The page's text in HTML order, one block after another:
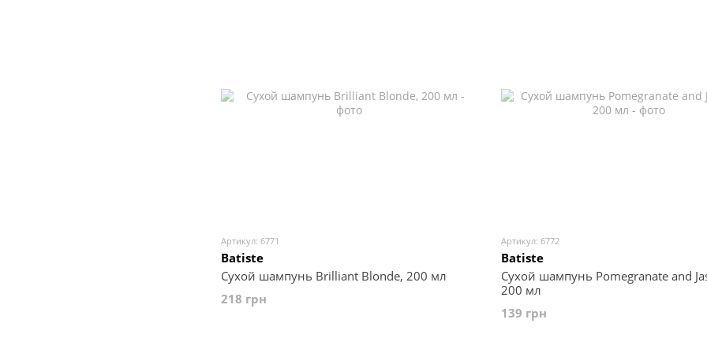
Артикул: 6771
Batiste
Сухой шампунь Brilliant Blonde, 200 мл
218 грн
Артикул: 6772
Batiste
Сухой шампунь Pomegranate and
200 мл
139 грн